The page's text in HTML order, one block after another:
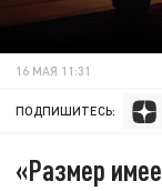
16 МАЯ 11:31
ПОДПИШИТЕСЬ:
«Размер